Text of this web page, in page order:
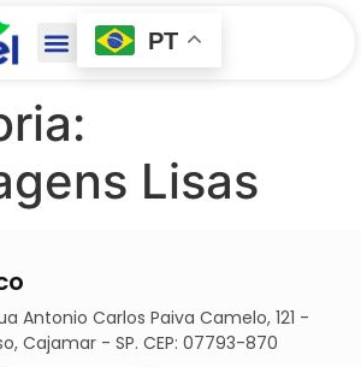
PT
Lisas
Antonio Carlos Paiva Camelo, 121 -
Cajamar - SP. CEP: 07793-870